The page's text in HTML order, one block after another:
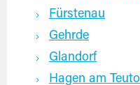
Fürstenau
Gehrde
Glandorf
Hagen am